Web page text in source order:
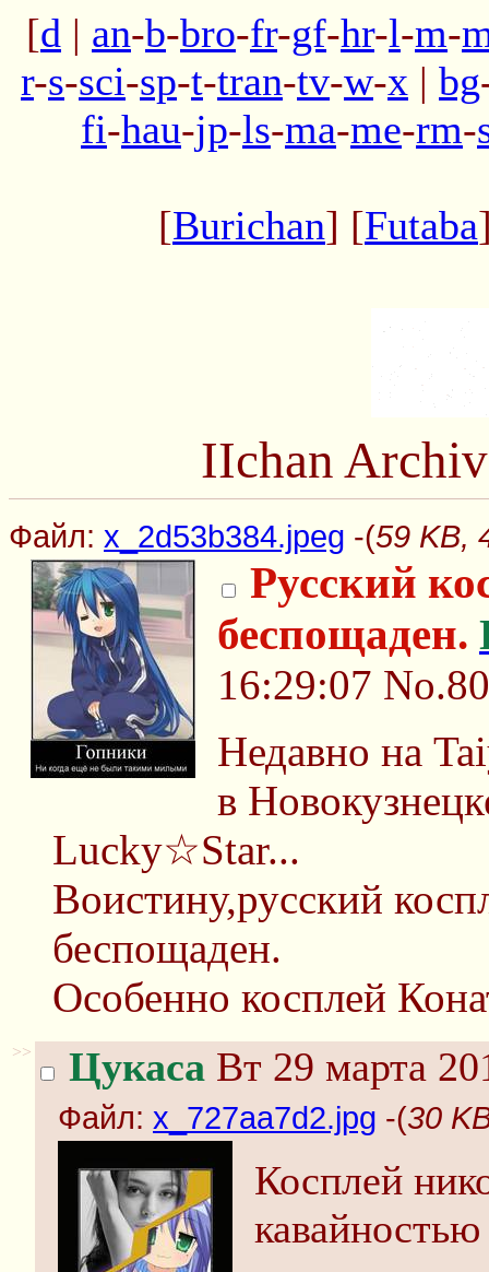
[d | an-b-bro-fr-gf-hr-l-m-
r-s-sci-sp-t-tran-tv-w-x | bg
fi-hau-jp-ls-ma-me-rm-
[Burichan] [Futaba
IIchan
Файл: x_2d53b384.jpeg -(59 KB,
Русский
беспощаден.
16:29:07
Недавно на
в
Lucky☆Star...
Воистину,русский
беспощаден.
Особенно косплей
>> Цукаса Вт 29 марта
Файл: x_727aa7d2.jpg -(30
Косплей